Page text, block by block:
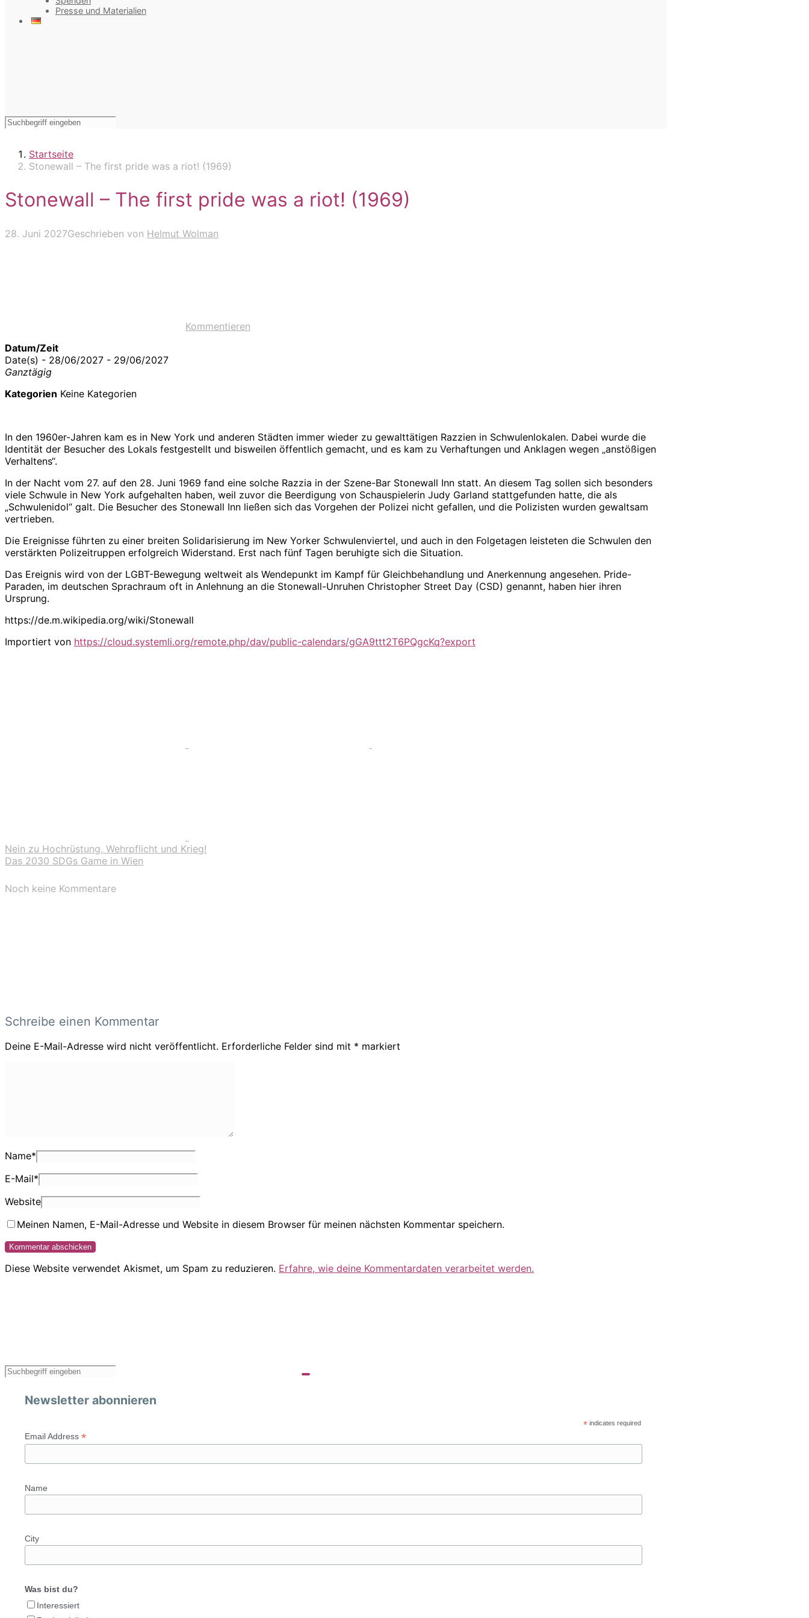
Presse und Materialien
Startseite
Stonewall – The first pride was a riot! (1969)
Stonewall – The first pride was a riot! (1969)
28. Juni 2027Geschrieben von Helmut Wolman
Kommentieren
Datum/Zeit
Date(s) - 28/06/2027 - 29/06/2027
Ganztägig
Kategorien Keine Kategorien
In den 1960er-Jahren kam es in New York und anderen Städten immer wieder zu gewalttätigen Razzien in Schwulenlokalen. Dabei wurde die
Identität der Besucher des Lokals festgestellt und bisweilen öffentlich gemacht, und es kam zu Verhaftungen und Anklagen wegen „anstößigen
Verhaltens“.
In der Nacht vom 27. auf den 28. Juni 1969 fand eine solche Razzia in der Szene-Bar Stonewall Inn statt. An diesem Tag sollen sich besonders
viele Schwule in New York aufgehalten haben, weil zuvor die Beerdigung von Schauspielerin Judy Garland stattgefunden hatte, die als
„Schwulenidol“ galt. Die Besucher des Stonewall Inn ließen sich das Vorgehen der Polizei nicht gefallen, und die Polizisten wurden gewaltsam
vertrieben.
Die Ereignisse führten zu einer breiten Solidarisierung im New Yorker Schwulenviertel, und auch in den Folgetagen leisteten die Schwulen den
verstärkten Polizeitruppen erfolgreich Widerstand. Erst nach fünf Tagen beruhigte sich die Situation.
Das Ereignis wird von der LGBT-Bewegung weltweit als Wendepunkt im Kampf für Gleichbehandlung und Anerkennung angesehen. Pride-
Paraden, im deutschen Sprachraum oft in Anlehnung an die Stonewall-Unruhen Christopher Street Day (CSD) genannt, haben hier ihren
Ursprung.
https://de.m.wikipedia.org/wiki/Stonewall
Importiert von https://cloud.systemli.org/remote.php/dav/public-calendars/gGA9ttt2T6PQgcKq?export
Nein zu Hochrüstung, Wehrpflicht und Krieg!
Das 2030 SDGs Game in Wien
Noch keine Kommentare
Schreibe einen Kommentar
Deine E-Mail-Adresse wird nicht veröffentlicht. Erforderliche Felder sind mit * markiert
Name*
E-Mail*
Website
Meinen Namen, E-Mail-Adresse und Website in diesem Browser für meinen nächsten Kommentar speichern.
Diese Website verwendet Akismet, um Spam zu reduzieren. Erfahre, wie deine Kommentardaten verarbeitet werden.
Newsletter abonnieren
* indicates required
Email Address *
Name
City
Was bist du?
Interessiert